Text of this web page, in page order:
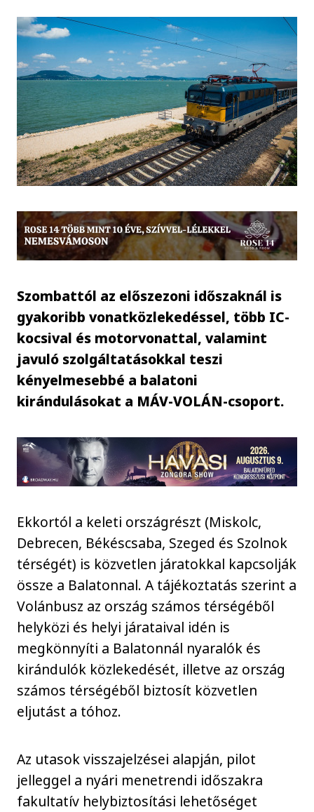
Szombattól az előszezoni időszaknál is
gyakoribb vonatközlekedéssel, több IC-
kocsival és motorvonattal, valamint
javuló szolgáltatásokkal teszi
kényelmesebbé a balatoni
kirándulásokat a MÁV-VOLÁN-csoport.
Ekkortól a keleti országrészt (Miskolc,
Debrecen, Békéscsaba, Szeged és Szolnok
térségét) is közvetlen járatokkal kapcsolják
össze a Balatonnal. A tájékoztatás szerint a
Volánbusz az ország számos térségéből
helyközi és helyi járataival idén is
megkönnyíti a Balatonnál nyaralók és
kirándulók közlekedését, illetve az ország
számos térségéből biztosít közvetlen
eljutást a tóhoz.
Az utasok visszajelzései alapján, pilot
jelleggel a nyári menetrendi időszakra
fakultatív helybiztosítási lehetőséget